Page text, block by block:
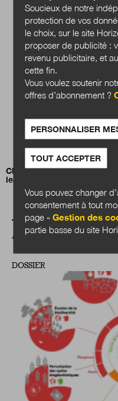
Claire Lemercier :«Tirer les
les services publics de
A LIRE AUSSI
DOSSIER
Soucieux de notre
protection de vos
le choix, sur le site
proposer de publicité :
revenu publicitaire, et
cette fin.
Vous voulez soutenir
offres d’abonnement ?
PERSONNALISER
TOUT ACCEPTER
Vous pouvez changer
consentement à tout
page «Gestion des
partie basse du site